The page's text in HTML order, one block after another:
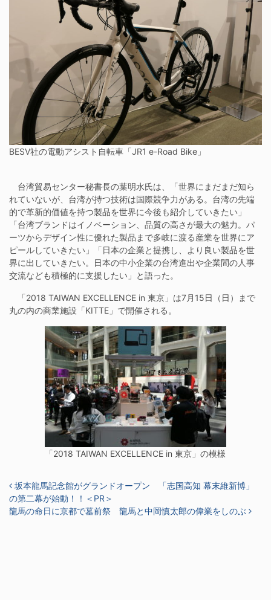
BESV社の電動アシスト自転車「JR1 e-Road Bike」
台湾貿易センター秘書長の葉明水氏は、「世界にまだまだ知ら
れていないが、台湾が持つ技術は国際競争力がある。台湾の先端
的で革新的価値を持つ製品を世界に今後も紹介していきたい」
「台湾ブランドはイノベーション、品質の高さが最大の魅力。パ
ーツからデザイン性に優れた製品まで多岐に渡る産業を世界にア
ピールしていきたい」「日本の企業と提携し、より良い製品を世
界に出していきたい。日本の中小企業の台湾進出や企業間の人事
交流なども積極的に支援したい」と語った。
「2018 TAIWAN EXCELLENCE in 東京」は7月15日（日）まで
丸の内の商業施設「KITTE」で開催される。
「2018 TAIWAN EXCELLENCE in 東京」の模様
投稿ナビゲーション
坂本龍馬記念館がグランドオープン 「志国高知 幕末維新博」
の第二幕が始動！！＜PR＞
龍馬の命日に京都で墓前祭 龍馬と中岡慎太郎の偉業をしのぶ